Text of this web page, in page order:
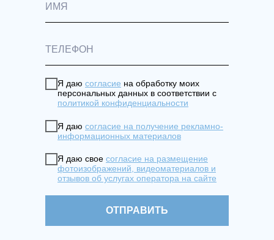
Я даю согласие на обработку моих
персональных данных в соответствии с
политикой конфиденциальности
Я даю согласие на получение рекламно-
информационных материалов
Я даю свое согласие на размещение
фотоизображений, видеоматериалов и
отзывов об услугах оператора на сайте
ОТПРАВИТЬ